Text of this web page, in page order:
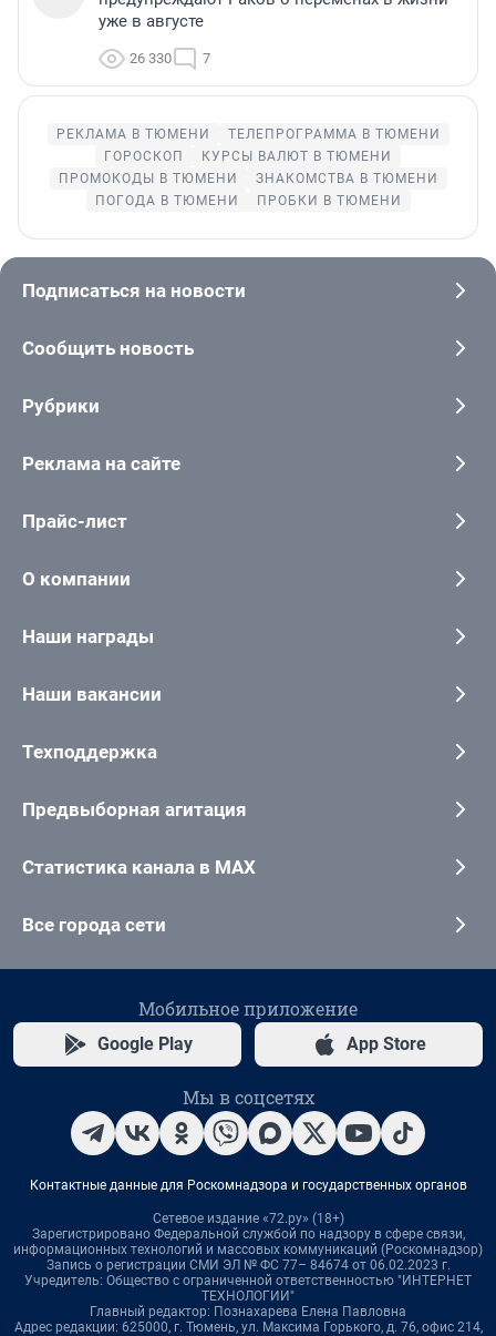
уже в августе
26 330 7
РЕКЛАМА В ТЮМЕНИ
ТЕЛЕПРОГРАММА В ТЮМЕНИ
ГОРОСКОП
КУРСЫ ВАЛЮТ В ТЮМЕНИ
ПРОМОКОДЫ В ТЮМЕНИ
ЗНАКОМСТВА В ТЮМЕНИ
ПОГОДА В ТЮМЕНИ
ПРОБКИ В ТЮМЕНИ
Подписаться на новости
Сообщить новость
Рубрики
Реклама на сайте
Прайс-лист
О компании
Наши награды
Наши вакансии
Техподдержка
Предвыборная агитация
Статистика канала в MAX
Все города сети
Мобильное приложение
Google Play App Store
Мы в соцсетях
Контактные данные для Роскомнадзора и государственных органов
Сетевое издание «72.ру» (18+)
Зарегистрировано Федеральной службой по надзору в сфере связи,
информационных технологий и массовых коммуникаций (Роскомнадзор)
Запись о регистрации СМИ ЭЛ № ФС 77– 84674 от 06.02.2023 г.
Учредитель: Общество с ограниченной ответственностью "ИНТЕРНЕТ
ТЕХНОЛОГИИ"
Главный редактор: Познахарева Елена Павловна
Адрес редакции: 625000, г. Тюмень, ул. Максима Горького, д. 76, офис 214,